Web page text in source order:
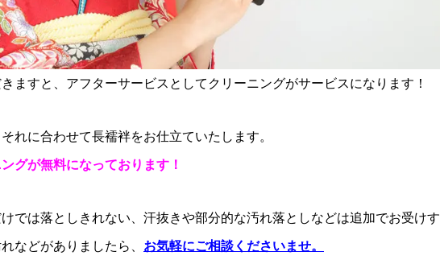
ますと、アフターサービスとしてクリーニングがサービスになります！
れに合わせて長襦袢をお仕立ていたします。
グが無料になっております！
では落としきれない、汗抜きや部分的な汚れ落としなどは追加でお受けす
などがありましたら、 お気軽にご相談くださいませ。